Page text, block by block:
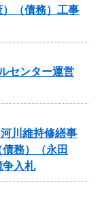
（債務）工事
センター運営
川維持修繕事
務）（永田
入札